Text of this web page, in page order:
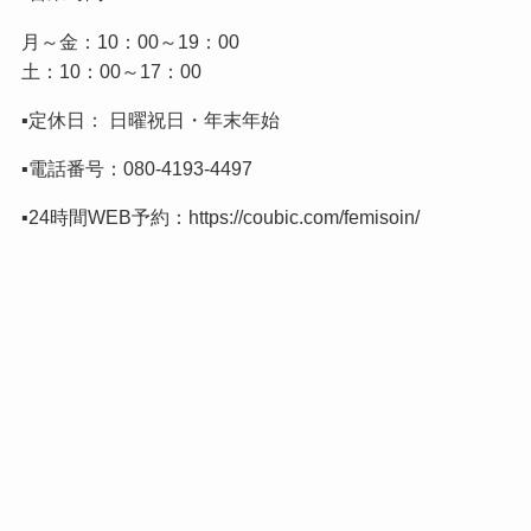
月～金：10：00～19：00
土：10：00～17：00
▪️定休日： 日曜祝日・年末年始
▪️電話番号： 080-4193-4497
▪️24時間WEB予約： https://coubic.com/femisoin/